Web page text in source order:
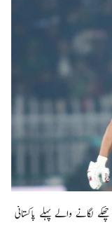
فرحان ایک سال میں ٹی ٹوئنٹی کرکٹ میں 100 چھکے لگانے والے پہلے پاکستانی